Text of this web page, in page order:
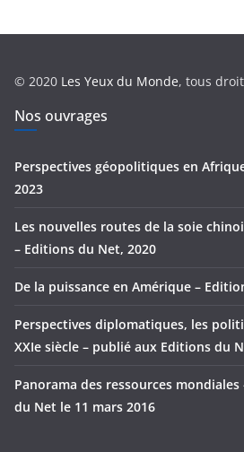
e
s
© 2020 Les Yeux du Monde, tous
Nos ouvrages
Perspectives géopolitiques en
2023
Les nouvelles routes de la soie
– Editions du Net, 2020
De la puissance en Amérique –
Perspectives diplomatiques, les
XXIe siècle – publié aux Editions du
Panorama des ressources
du Net le 11 mars 2016